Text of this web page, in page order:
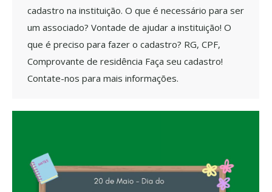
cadastro na instituição. O que é necessário para ser
um associado? Vontade de ajudar a instituição! O
que é preciso para fazer o cadastro? RG, CPF,
Comprovante de residência Faça seu cadastro!
Contate-nos para mais informações.